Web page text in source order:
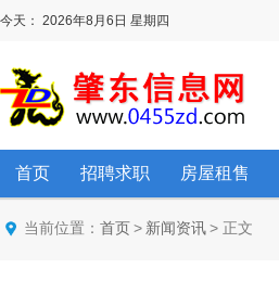
今天： 2026年8月6日 星期四
首页 招聘求职 房屋租售
当前位置： 首页 > 新闻资讯 > 正文